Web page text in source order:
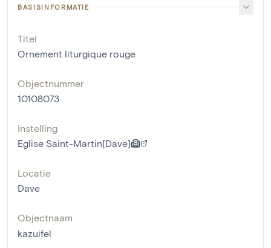
BASISINFORMATIE
Titel
Ornement liturgique rouge
Objectnummer
10108073
Instelling
Eglise Saint-Martin[Dave]
Locatie
Dave
Objectnaam
kazuifel